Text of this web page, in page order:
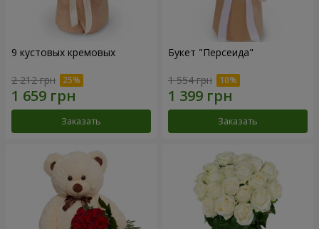
9 кустовых кремовых
2 212 грн
Заказать
Букет "Персеида"
1 554 грн
Заказать